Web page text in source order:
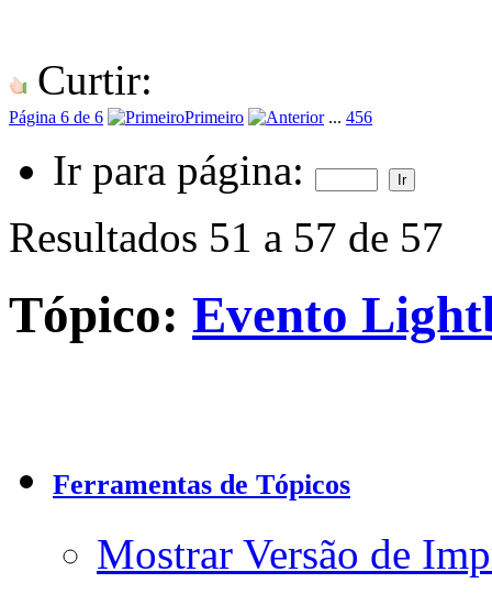
Curtir:
Página 6 de 6 Primeiro ... 456
Ir para página:
Resultados 51 a 57 de 57
Tópico: Evento
Ferramentas de Tópicos
Mostrar Versão de